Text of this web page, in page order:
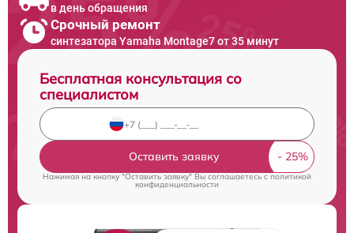
в день обращения
Срочный ремонт
синтезатора Yamaha Montage7 от 35 минут
Бесплатная консультация со
специалистом
Оставить заявку
Нажимая на кнопку "Оставить заявку" Вы соглашаетесь cполитикой
конфиденциальности